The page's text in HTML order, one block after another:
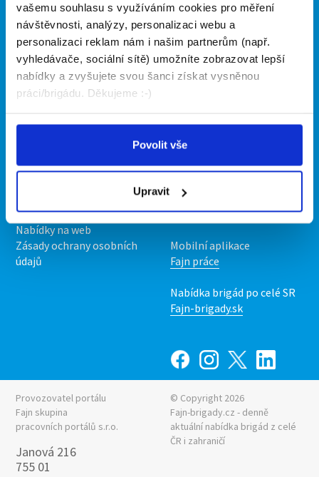
vašemu souhlasu s využíváním cookies pro měření
návštěvnosti, analýzy, personalizaci webu a
personalizaci reklam nám i našim partnerům (např.
vyhledávače, sociální sítě) umožníte zobrazovat lepší
nabídky a zvyšujete svou šanci získat vysněnou
práci/brigádu. Děkujeme :-)
Povolit vše
Upravit
Brigádníci
Články
Hledané brigády
Firmy
Vložit inzerát
Ceník
Propagace
O portálu
O nás
Upravit předvolby cookies
Statistiky pro média
Nabídky na web
Zásady ochrany osobních
údajů
Naše další projekty
Mobilní aplikace
Fajn brigády
Nabídka práce z celé ČR
INwork.cz
Mobilní aplikace
Fajn práce
Nabídka brigád po celé SR
Fajn-brigady.sk
Provozovatel portálu
Fajn skupina
pracovních portálů s.r.o.
Janová 216
755 01
© Copyright 2026
Fajn-brigady.cz - denně
aktuální nabídka brigád z celé
ČR i zahraničí